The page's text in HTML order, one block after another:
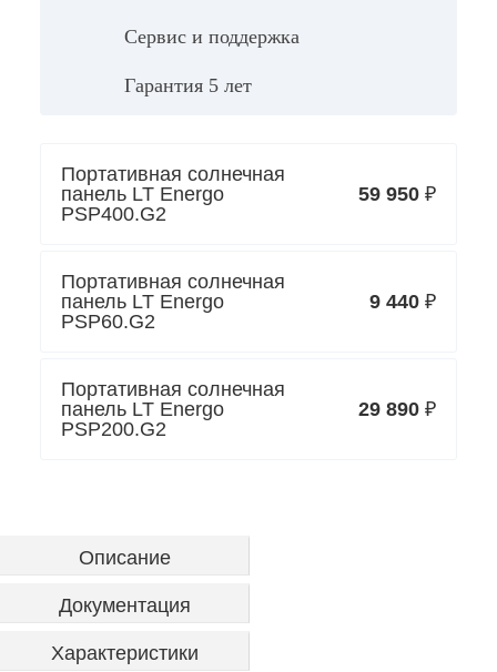
Сервис и поддержка
Гарантия 5 лет
Портативная солнечная
панель LT Energo
PSP400.G2
59 950 ₽
Портативная солнечная
панель LT Energo
PSP60.G2
9 440 ₽
Портативная солнечная
панель LT Energo
PSP200.G2
29 890 ₽
Описание
Документация
Характеристики